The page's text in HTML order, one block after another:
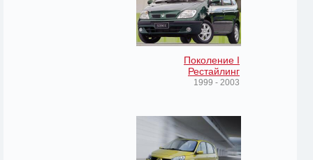
Поколение I
Рестайлинг
1999 - 2003